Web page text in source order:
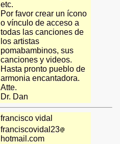
etc.
Por favor crear un ícono
o vínculo de acceso a
todas las canciones de
los artistas
pomabambinos, sus
canciones y videos.
Hasta pronto pueblo de
armonia encantadora.
Atte.
Dr. Dan
francisco vidal
franciscovidal23
hotmail.com